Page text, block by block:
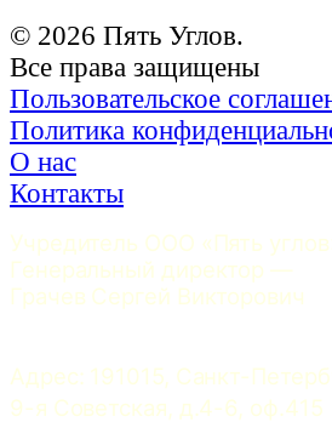
© 2026 Пять Углов.
Все права защищены
Пользовательское
Политика
О нас
Контакты
Учредитель ООО «Пять
Генеральный директор —
Грачев Сергей Викторович
Адрес: 191015, Санкт-
9-я Советская, д.4-6, оф.415